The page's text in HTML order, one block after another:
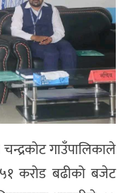
गाउँपालिकाले
करोड बढीको बजेट